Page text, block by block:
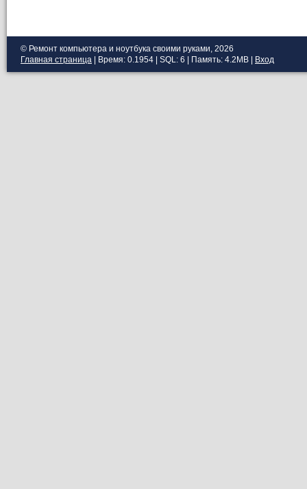
© Ремонт компьютера и ноутбука своими руками, 2026
Главная страница | Время: 0.1954 | SQL: 6 | Память: 4.2MB Вход